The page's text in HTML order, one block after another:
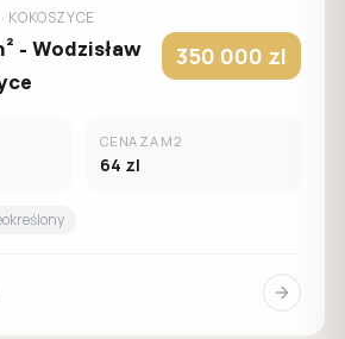
· KOKOSZYCE
- Wodzisław
350 000 zl
CENA ZA M2
64 zl